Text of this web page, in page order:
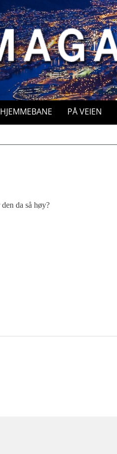
PÅ VEIEN
da så høy?